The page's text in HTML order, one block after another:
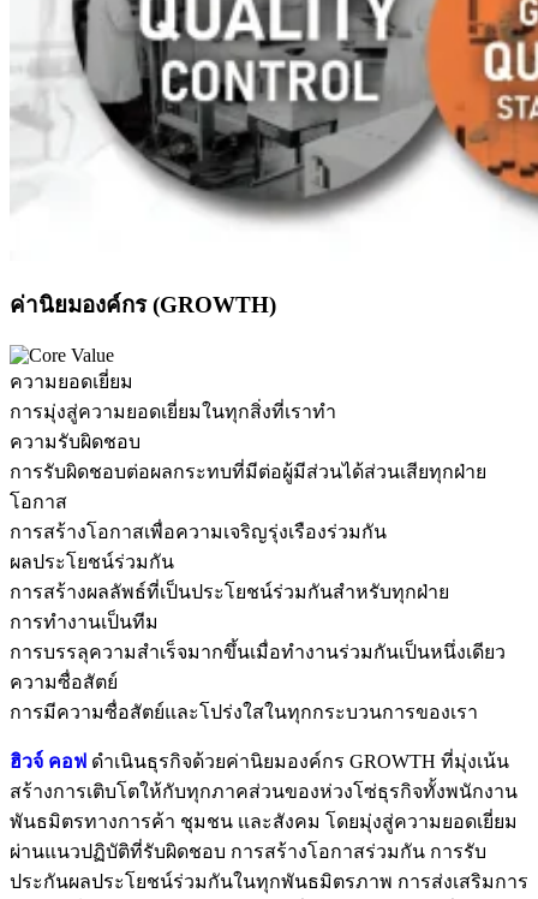
ค่านิยมองค์กร (GROWTH)
ความยอดเยี่ยม
การมุ่งสู่ความยอดเยี่ยมในทุกสิ่งที่เราทำ
ความรับผิดชอบ
การรับผิดชอบต่อผลกระทบที่มีต่อผู้มีส่วนได้ส่วนเสียทุกฝ่าย
โอกาส
การสร้างโอกาสเพื่อความเจริญรุ่งเรืองร่วมกัน
ผลประโยชน์ร่วมกัน
การสร้างผลลัพธ์ที่เป็นประโยชน์ร่วมกันสำหรับทุกฝ่าย
การทำงานเป็นทีม
การบรรลุความสำเร็จมากขึ้นเมื่อทำงานร่วมกันเป็นหนึ่งเดียว
ความซื่อสัตย์
การมีความซื่อสัตย์และโปร่งใสในทุกกระบวนการของเรา
ฮิวจ์ คอฟ ดำเนินธุรกิจด้วยค่านิยมองค์กร GROWTH ที่มุ่งเน้น
สร้างการเติบโตให้กับทุกภาคส่วนของห่วงโซ่ธุรกิจทั้งพนักงาน
พันธมิตรทางการค้า ชุมชน เเละสังคม โดยมุ่งสู่ความยอดเยี่ยม
ผ่านแนวปฏิบัติที่รับผิดชอบ การสร้างโอกาสร่วมกัน การรับ
ประกันผลประโยชน์ร่วมกันในทุกพันธมิตรภาพ การส่งเสริมการ